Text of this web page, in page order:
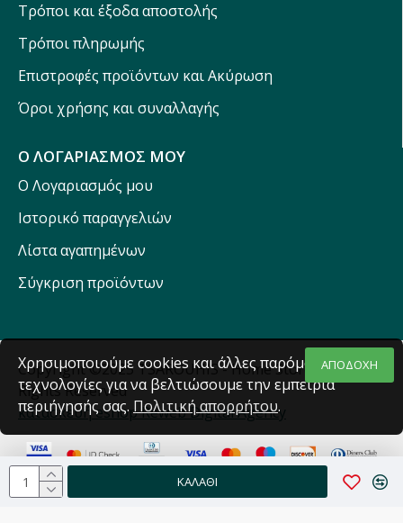
ΚΑΛΆΘΙ
Τρόποι και έξοδα αποστολής
Τρόποι πληρωμής
Επιστροφές προϊόντων και Ακύρωση
Όροι χρήσης και συναλλαγής
Ο ΛΟΓΑΡΙΑΣΜΟΣ ΜΟΥ
Ο Λογαριασμός μου
Ιστορικό παραγγελιών
Λίστα αγαπημένων
Σύγκριση προϊόντων
Copyright ©2025 TSAROUHIS - Home Stores - All
Rights Reserved
κατασκευή eshop Reweb Digital Agency
ΑΠΟΔΟΧΗ
Χρησιμοποιούμε cookies και άλλες παρόμοιες
τεχνολογίες για να βελτιώσουμε την εμπειρία
περιήγησής σας.Πολιτική απορρήτου.